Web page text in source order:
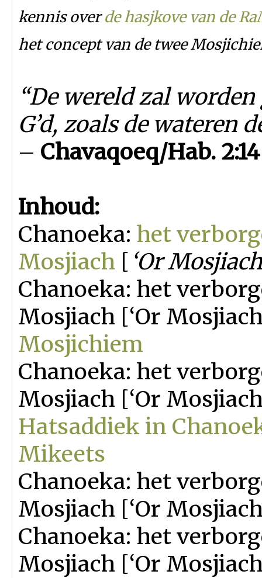
kennis overde hasjkove van de
het concept van de twee
“De wereld zal
G’d, zoals de wateren
– Chavaqoeq/Hab. 2:14
Inhoud:
Chanoeka: het
Mosjiach [ ‘Or Mosjiach
Chanoeka: het
Mosjiach [‘Or
Mosjichiem
Chanoeka: het
Mosjiach [‘Or
Hatsaddiek in
Mikeets
Chanoeka: het
Mosjiach [‘Or
Chanoeka: het
Mosjiach [‘Or